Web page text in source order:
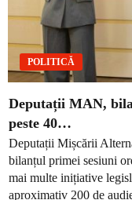
POLITICĂ
Deputații MAN,
peste 40…
Deputații Mișcării
bilanțul primei sesiuni
mai multe inițiative
aproximativ 200 de